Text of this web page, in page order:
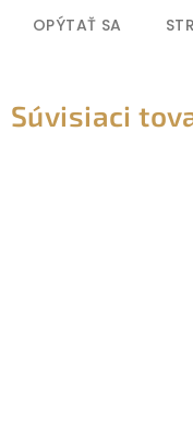
OPÝTAŤ SA
Súvisiaci